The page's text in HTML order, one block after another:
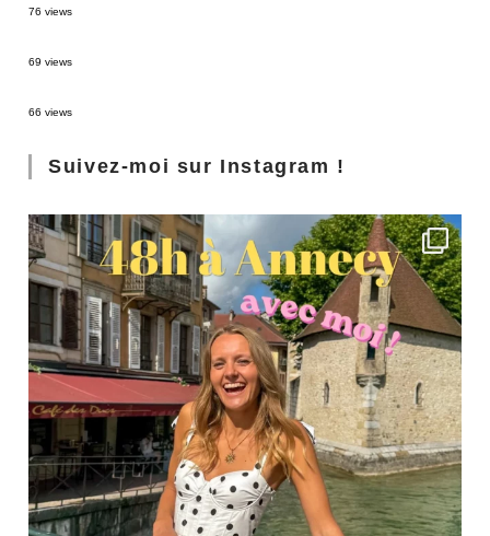
76 views
69 views
66 views
Suivez-moi sur Instagram !